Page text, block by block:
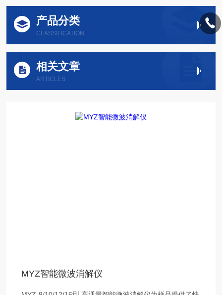
产品分类
CLASSIFICATION
相关文章
ARTICLES
MYZ智能微波消解仪